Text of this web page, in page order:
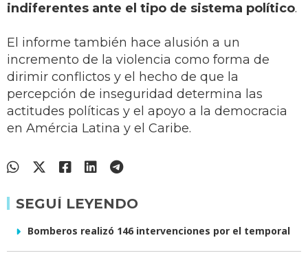
indiferentes ante el tipo de sistema político.
El informe también hace alusión a un
incremento de la violencia como forma de
dirimir conflictos y el hecho de que la
percepción de inseguridad determina las
actitudes políticas y el apoyo a la democracia
en Amércia Latina y el Caribe.
SEGUÍ LEYENDO
Bomberos realizó 146 intervenciones por el temporal